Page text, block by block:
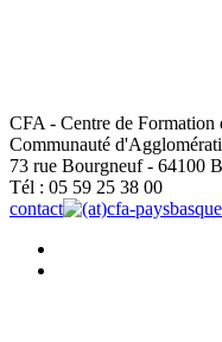
CFA - Centre de Formation
Communauté
73 rue Bourgneuf - 64100
Tél : 05 59 25 38 00
contact
cfa-